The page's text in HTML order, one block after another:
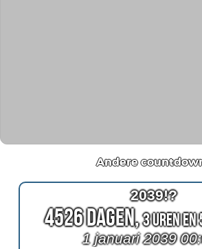
Andere
2039!?
4526 Dagen,3 Uren
1 januari 2039